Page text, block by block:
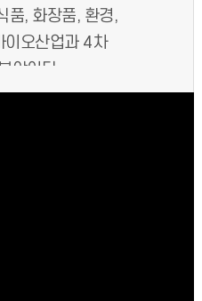
품, 화장품, 환경,
이오산업과 4차
야이다.
생체 조직, 생물